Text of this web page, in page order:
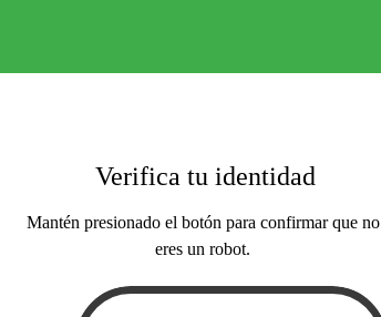
Verifica tu identidad
Mantén presionado el botón para confirmar que no
eres un robot.